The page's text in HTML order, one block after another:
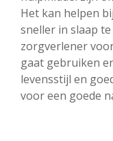
Het kan helpen
sneller in slaap
zorgverlener
gaat gebruiken
levensstijl en
voor een goede